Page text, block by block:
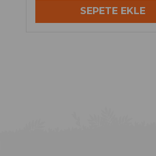
SEPETE EKLE